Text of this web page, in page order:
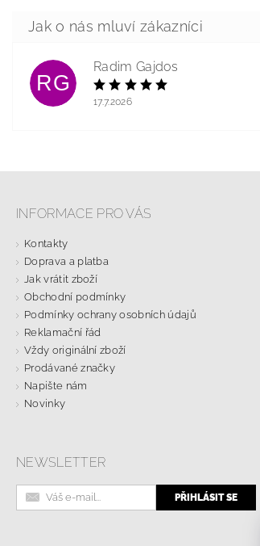
RG
Radim Gajdos
17.7.2026
INFORMACE PRO VÁS
Kontakty
Doprava a platba
Jak vrátit zboží
Obchodní podmínky
Podmínky ochrany osobních údajů
Reklamační řád
Vždy originální zboží
Prodávané značky
Napište nám
Novinky
NEWSLETTER